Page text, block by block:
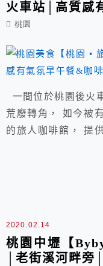
火車站│高質感
桃園
一間位於桃園後火
荒廢轉角， 如今被
的旅人咖啡館， 提
茶的駐足空間。 店
2020.02.14
桃園中壢【
│老街溪河畔旁